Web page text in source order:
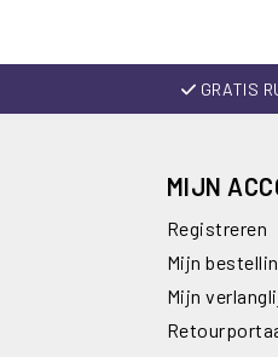
GRATIS
MIJN
Registreren
Mijn
Mijn